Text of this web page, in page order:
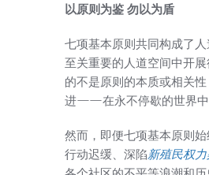
以原则为鉴 勿以为盾
七项基本原则共同构成了
至关重要的人道空间中开
的不是原则的本质或相关
进——在永不停歇的世界中
然而，即便七项基本原则
行动迟缓、深陷新殖民权